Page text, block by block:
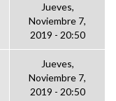
Jueves,
Noviembre 7,
2019 - 20:50
Jueves,
Noviembre 7,
2019 - 20:50